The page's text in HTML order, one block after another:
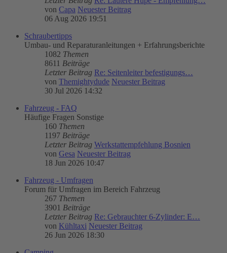
von Capa Neuester Beitrag
06 Aug 2026 19:51
Schraubertipps
Umbau- und Reparaturanleitungen + Erfahrungsberichte
1082 Themen
8611 Beiträge
Letzter Beitrag Re: Seitenleiter befestigungs…
von Themightydude Neuester Beitrag
30 Jul 2026 14:32
Fahrzeug - FAQ
Häufige Fragen Sonstige
160 Themen
1197 Beiträge
Letzter Beitrag Werkstattempfehlung Bosnien
von Gesa Neuester Beitrag
18 Jun 2026 10:47
Fahrzeug - Umfragen
Forum für Umfragen im Bereich Fahrzeug
267 Themen
3901 Beiträge
Letzter Beitrag Re: Gebrauchter 6-Zylinder: E…
von Kühltaxi Neuester Beitrag
26 Jun 2026 18:30